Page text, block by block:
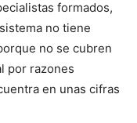
formados,
no tiene
no se cubren
por razones
en unas cifras